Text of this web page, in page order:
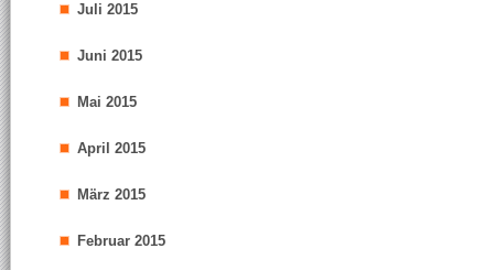
Juli 2015
Juni 2015
Mai 2015
April 2015
März 2015
Februar 2015